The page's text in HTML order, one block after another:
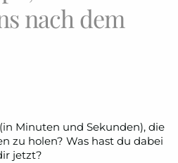
nach dem
Minuten und Sekunden), die
zu holen? Was hast du dabei
jetzt?